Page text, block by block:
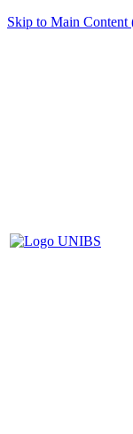
Skip to Main Content